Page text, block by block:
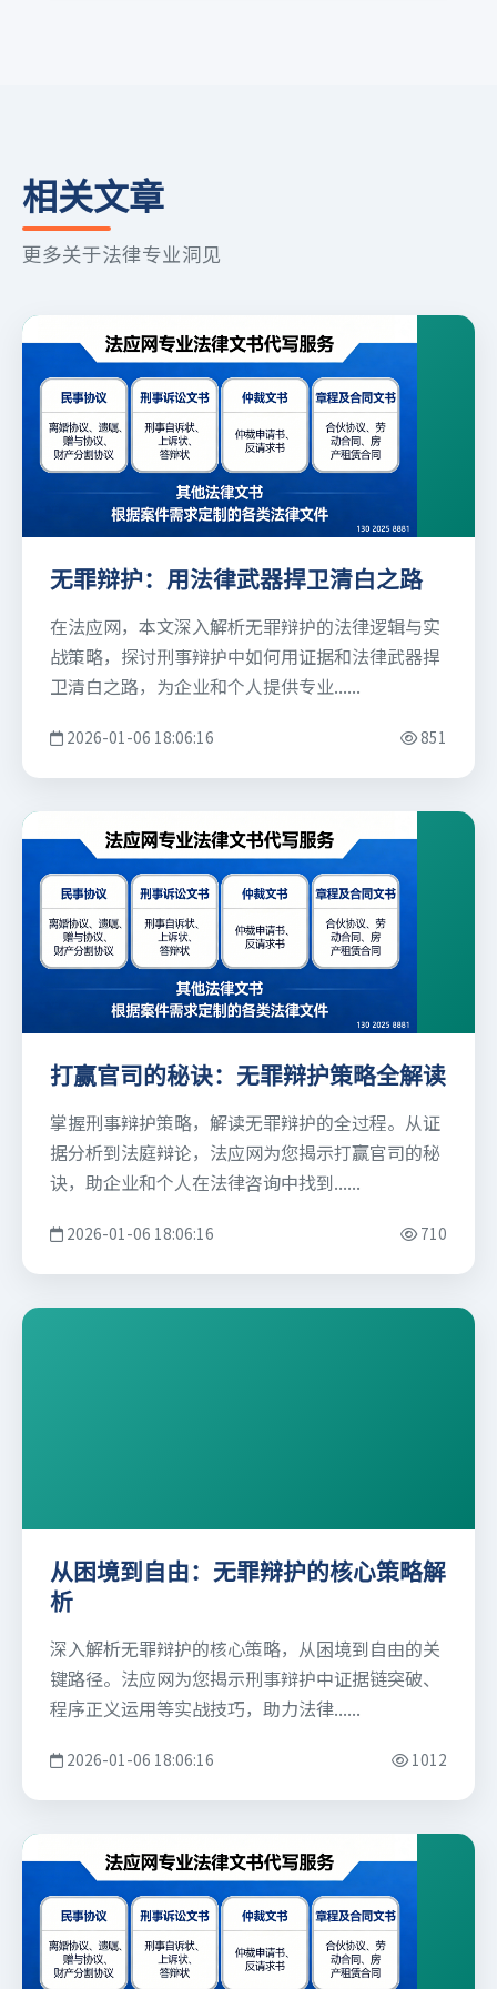
相关文章
更多关于法律专业洞见
无罪辩护：用法律武器捍卫清白之路
在法应网，本文深入解析无罪辩护的法律逻辑与实
战策略，探讨刑事辩护中如何用证据和法律武器捍
卫清白之路，为企业和个人提供专业......
2026-01-06 18:06:16 851
打赢官司的秘诀：无罪辩护策略全解读
掌握刑事辩护策略，解读无罪辩护的全过程。从证
据分析到法庭辩论，法应网为您揭示打赢官司的秘
诀，助企业和个人在法律咨询中找到......
2026-01-06 18:06:16 710
从困境到自由：无罪辩护的核心策略解
析
深入解析无罪辩护的核心策略，从困境到自由的关
键路径。法应网为您揭示刑事辩护中证据链突破、
程序正义运用等实战技巧，助力法律......
2026-01-06 18:06:16 1012